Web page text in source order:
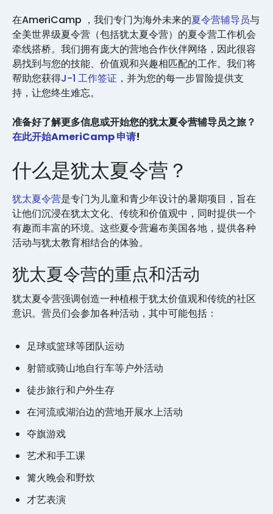
在AmeriCamp ，我们专门为海外未来的夏令营辅导员与
全美世界级夏令营（包括犹太夏令营）的夏令营工作机会
牵线搭桥。我们拥有庞大的营地合作伙伴网络，因此很容
易找到与您的技能、价值观和兴趣相匹配的工作。我们将
帮助您获得J-1 工作签证 ，并为您的每一步冒险提供支
持，让您终生难忘。
准备好了解更多信息或开始您的犹太夏令营辅导员之旅？
在此开始AmeriCamp 申请!
什么是犹太夏令营？
犹太夏令营是专门为儿童和青少年设计的暑期项目，旨在
让他们沉浸在犹太文化、传统和价值观中，同时提供一个
有趣而丰富的环境。这些夏令营遍布美国各地，提供各种
活动与犹太教育相结合的体验。
犹太夏令营的重点和活动
犹太夏令营强调创造一种植根于犹太价值观和传统的社区
意识。营员们会参加各种活动，其中可能包括：
足球或篮球等团队运动
射箭或骑山地自行车等户外活动
徒步旅行和户外生存
在河流或湖泊边的营地开展水上活动
夺旗游戏
艺术和手工课
篝火晚会和野炊
才艺表演